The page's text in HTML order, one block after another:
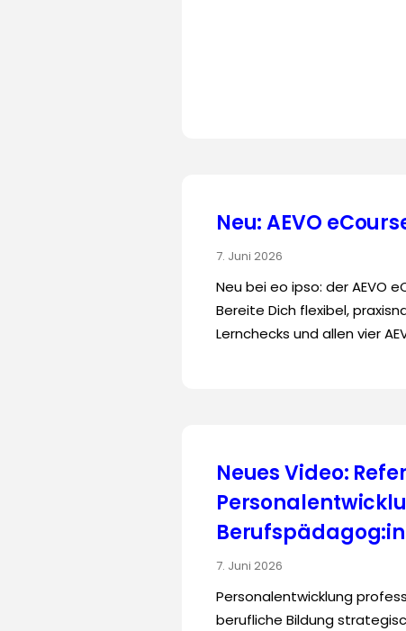
Neu: AEVO
7. Juni 2026
Neu bei eo ipso: der AEVO
Bereite Dich flexibel,
Lernchecks und allen vier
Neues Video:
Berufspädagog:in
7. Juni 2026
Personalentwicklung
berufliche Bildung